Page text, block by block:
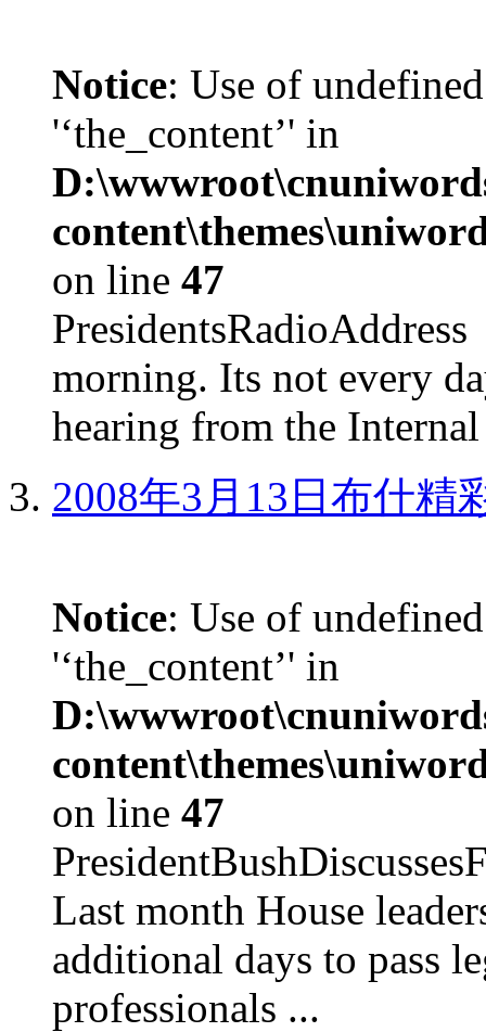
Notice: Use of
'‘the_content’' in
on line 47
morning. Its not every
hearing from the
2008年3月13日布什精
Notice: Use of
'‘the_content’' in
on line 47
Last month House
additional days to pass
professionals ...